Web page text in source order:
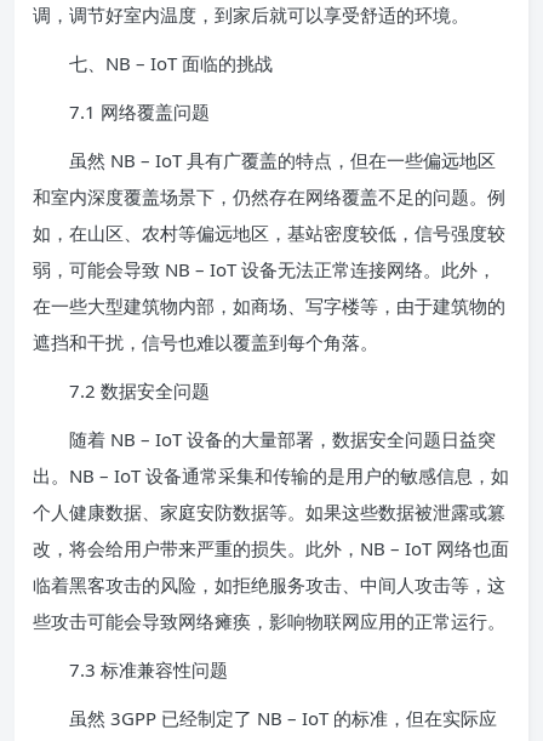
调，调节好室内温度，到家后就可以享受舒适的环境。
七、NB – IoT 面临的挑战
7.1 网络覆盖问题
虽然 NB – IoT 具有广覆盖的特点，但在一些偏远地区
和室内深度覆盖场景下，仍然存在网络覆盖不足的问题。例
如，在山区、农村等偏远地区，基站密度较低，信号强度较
弱，可能会导致 NB – IoT 设备无法正常连接网络。此外，
在一些大型建筑物内部，如商场、写字楼等，由于建筑物的
遮挡和干扰，信号也难以覆盖到每个角落。
7.2 数据安全问题
随着 NB – IoT 设备的大量部署，数据安全问题日益突
出。NB – IoT 设备通常采集和传输的是用户的敏感信息，如
个人健康数据、家庭安防数据等。如果这些数据被泄露或篡
改，将会给用户带来严重的损失。此外，NB – IoT 网络也面
临着黑客攻击的风险，如拒绝服务攻击、中间人攻击等，这
些攻击可能会导致网络瘫痪，影响物联网应用的正常运行。
7.3 标准兼容性问题
虽然 3GPP 已经制定了 NB – IoT 的标准，但在实际应